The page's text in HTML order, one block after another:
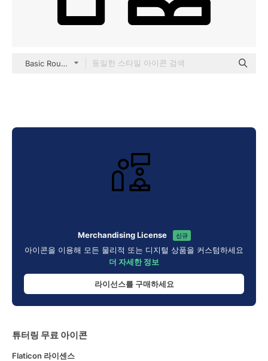
Basic Rounded Lineal
Merchandising License 신규
아이콘을 이용해 모든 물리적 또는 디지털 상품을 커스텀하세요
더 자세한 정보
라이선스를 구매하세요
튜터링 무료 아이콘
Flaticon 라이센스